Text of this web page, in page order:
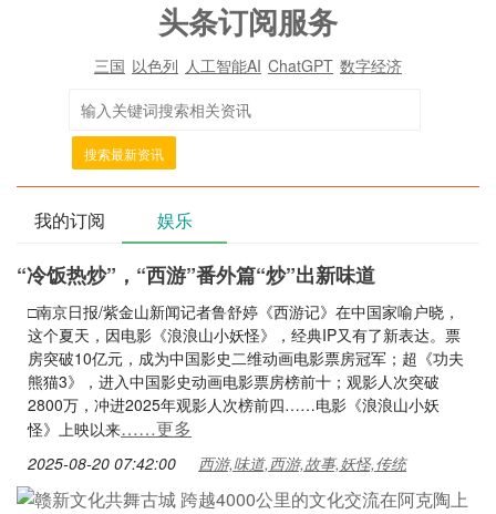
头条订阅服务
三国 以色列 人工智能AI ChatGPT 数字经济
搜索最新资讯
我的订阅 娱乐
“冷饭热炒”，“西游”番外篇“炒”出新味道
□南京日报/紫金山新闻记者鲁舒婷《西游记》在中国家喻户晓，
这个夏天，因电影《浪浪山小妖怪》，经典IP又有了新表达。票
房突破10亿元，成为中国影史二维动画电影票房冠军；超《功夫
熊猫3》，进入中国影史动画电影票房榜前十；观影人次突破
2800万，冲进2025年观影人次榜前四……电影《浪浪山小妖
怪》上映以来……更多
2025-08-20 07:42:00 西游,味道,西游,故事,妖怪,传统